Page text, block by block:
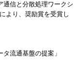
通信と分散処理ワークシ
より、奨励賞を受賞し
流通基盤の提案」